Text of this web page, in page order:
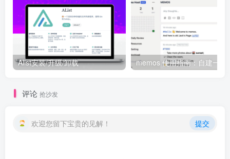
Alist安装/升级/卸载
评论 抢沙发
欢迎您留下宝贵的见解！ 提交